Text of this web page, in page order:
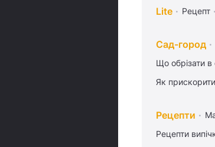
Lite Рецепт
Сад-город
Що обрізати в
Як
Рецепти
Рецепти